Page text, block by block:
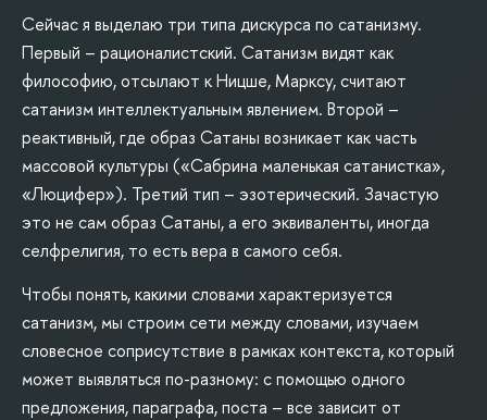
Сейчас я выделаю три типа дискурса по сатанизму.
Первый – рационалистский. Сатанизм видят как
философию, отсылают к Ницше, Марксу, считают
сатанизм интеллектуальным явлением. Второй –
реактивный, где образ Сатаны возникает как часть
массовой культуры («Сабрина маленькая сатанистка»,
«Люцифер»). Третий тип – эзотерический. Зачастую
это не сам образ Сатаны, а его эквиваленты, иногда
селфрелигия, то есть вера в самого себя.
Чтобы понять, какими словами характеризуется
сатанизм, мы строим сети между словами, изучаем
словесное соприсутствие в рамках контекста, который
может выявляться по-разному: с помощью одного
предложения, параграфа, поста – все зависит от